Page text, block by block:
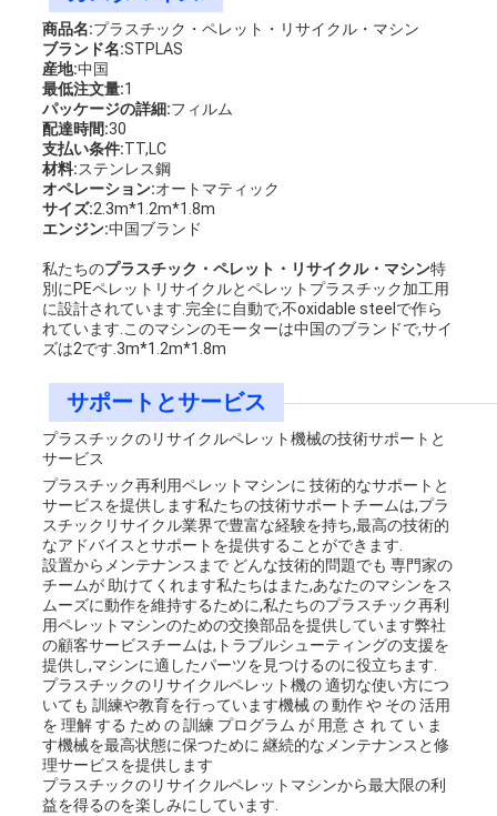
商品名:プラスチック・ペレット・リサイクル・マシン
ブランド名:STPLAS
産地:中国
最低注文量:1
パッケージの詳細:フィルム
配達時間:30
支払い条件:TT,LC
材料:ステンレス鋼
オペレーション:オートマティック
サイズ:2.3m*1.2m*1.8m
エンジン:中国ブランド
私たちのプラスチック・ペレット・リサイクル・マシン特
別にPEペレットリサイクルとペレットプラスチック加工用
に設計されています.完全に自動で,不oxidable steelで作ら
れています.このマシンのモーターは中国のブランドで,サイ
ズは2です.3m*1.2m*1.8m
サポートとサービス
プラスチックのリサイクルペレット機械の技術サポートと
サービス
プラスチック再利用ペレットマシンに 技術的なサポートと
サービスを提供します私たちの技術サポートチームは,プラ
スチックリサイクル業界で豊富な経験を持ち,最高の技術的
なアドバイスとサポートを提供することができます.
設置からメンテナンスまで どんな技術的問題でも 専門家の
チームが 助けてくれます私たちはまた,あなたのマシンをス
ムーズに動作を維持するために,私たちのプラスチック再利
用ペレットマシンのための交換部品を提供しています弊社
の顧客サービスチームは,トラブルシューティングの支援を
提供し,マシンに適したパーツを見つけるのに役立ちます.
プラスチックのリサイクルペレット機の 適切な使い方につ
いても 訓練や教育を行っています機械 の 動作 や その 活用
を 理解 する ため の 訓練 プログラム が 用意 さ れ て い ま
す機械を最高状態に保つために 継続的なメンテナンスと修
理サービスを提供します
プラスチックのリサイクルペレットマシンから最大限の利
益を得るのを楽しみにしています.